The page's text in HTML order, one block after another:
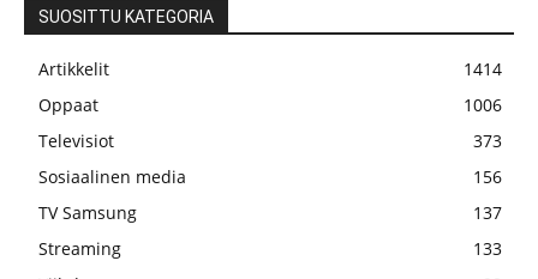
SUOSITTU KATEGORIA
Artikkelit
1414
Oppaat
1006
Televisiot
373
Sosiaalinen media
156
TV Samsung
137
Streaming
133